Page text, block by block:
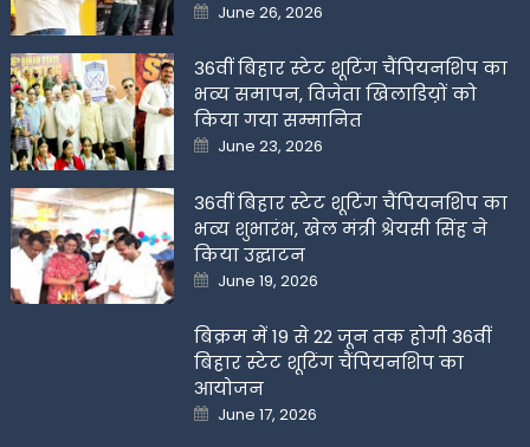
Posted
on
June 26, 2026
36वीं बिहार स्टेट शूटिंग चैंपियनशिप का
भव्य समापन, विजेता खिलाडिय़ों को
किया गया सम्मानित
Posted
on
June 23, 2026
36वीं बिहार स्टेट शूटिंग चैंपियनशिप का
भव्य शुभारंभ, खेल मंत्री श्रेयसी सिंह ने
किया उद्घाटन
Posted
on
June 19, 2026
बिक्रम में 19 से 22 जून तक होगी 36वीं
बिहार स्टेट शूटिंग चैंपियनशिप का
आयोजन
Posted
on
June 17, 2026